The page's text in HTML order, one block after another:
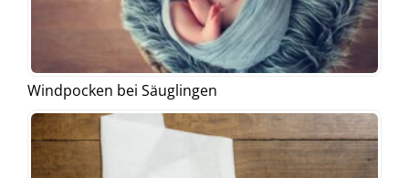
Windpocken bei Säuglingen